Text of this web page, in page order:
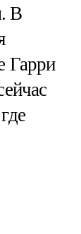
В
Гарри